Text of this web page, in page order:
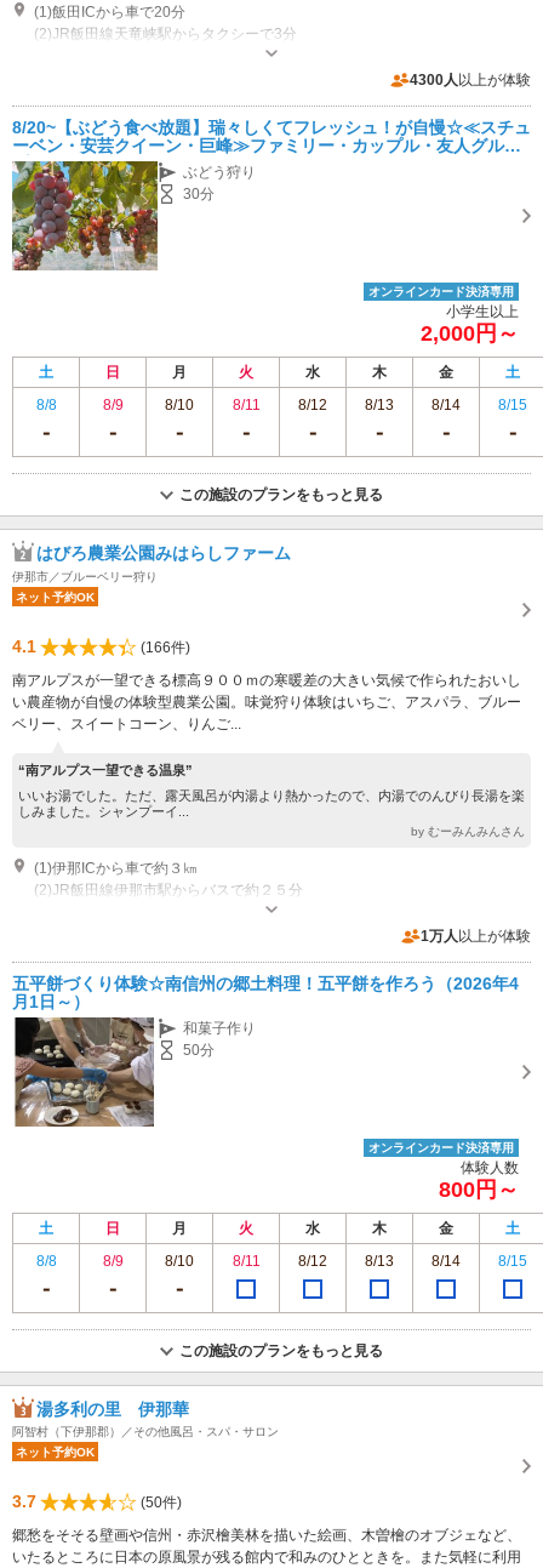
(1)飯田ICから車で20分
(2)JR飯田線天竜峡駅からタクシーで3分
専用駐車場あり（無料）30台 いちごハウスの横にあります
4300人 以上が体験
8/20~【ぶどう食べ放題】瑞々しくてフレッシュ！が自慢☆≪スチュ
ーベン・安芸クイーン・巨峰≫ファミリー・カップル・友人グルー
プにおすすめ♪
ぶどう狩り
30分
オンラインカード決済専用
小学生以上
2,000円～
土 日 月 火 水 木 金
土
8/8
8/9 8/10 8/11 8/12 8/13 8/14 8/15
この施設のプランをもっと見る
はびろ農業公園みはらしファーム
伊那市／ブルーベリー狩り
ネット予約OK
4.1
(166件)
南アルプスが一望できる標高９００ｍの寒暖差の大きい気候で作られたおいし
い農産物が自慢の体験型農業公園。味覚狩り体験はいちご、アスパラ、ブルー
ベリー、スイートコーン、りんご...
“南アルプス一望できる温泉”
いいお湯でした。ただ、露天風呂が内湯より熱かったので、内湯でのんびり長湯を楽
しみました。シャンプーイ...
by むーみんみんさん
(1)伊那ICから車で約３㎞
(2)JR飯田線伊那市駅からバスで約２５分
その他：営業時間はファーム内各施設で異なります。お問い合わせ下さ
1万人 以上が体験
五平餅づくり体験☆南信州の郷土料理！五平餅を作ろう（2026年4
月1日～）
和菓子作り
50分
オンラインカード決済専用
体験人数
800円～
土 日 月 火 水 木 金
土
8/8
8/9 8/10 8/11 8/12 8/13 8/14 8/15
この施設のプランをもっと見る
湯多利の里 伊那華
阿智村（下伊那郡）／その他風呂・スパ・サロン
ネット予約OK
3.7
(50件)
郷愁をそそる壁画や信州・赤沢檜美林を描いた絵画、木曽檜のオブジェなど、
いたるところに日本の原風景が残る館内で和みのひとときを。また気軽に利用